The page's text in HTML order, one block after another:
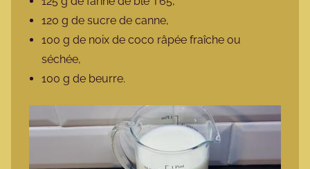
120 g de sucre de canne,
100 g de noix de coco râpée fraîche ou
séchée,
100 g de beurre.